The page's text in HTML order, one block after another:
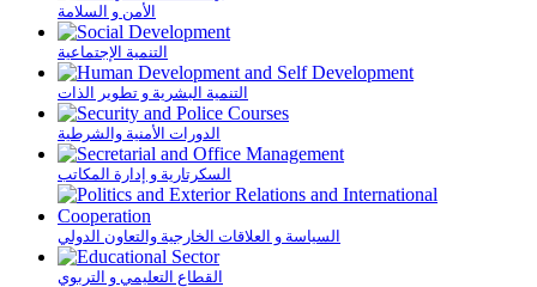
الأمن و السلامة
التنمية الإجتماعية
التنمية البشرية و تطوير الذات
الدورات الأمنية والشرطية
السكرتارية و إدارة المكاتب
السياسة و العلاقات الخارجية والتعاون الدولي
القطاع التعليمي و التربوي